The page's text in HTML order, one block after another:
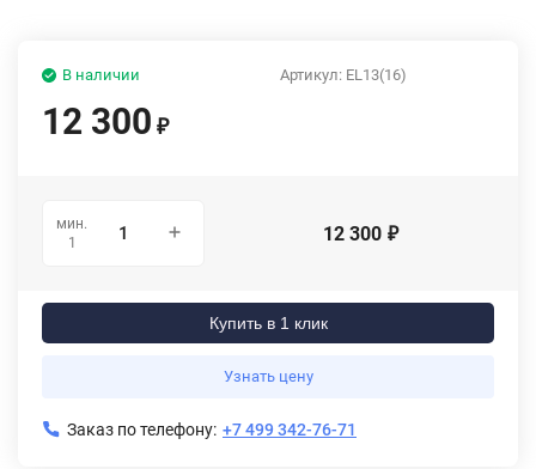
Артикул: EL13(16)
В наличии
12 300 ₽
мин.
1
12 300 ₽
Купить в 1 клик
Узнать цену
Заказ по телефону: +7 499 342-76-71